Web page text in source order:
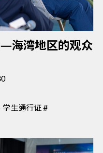
海湾地区的观众
生通行证 #